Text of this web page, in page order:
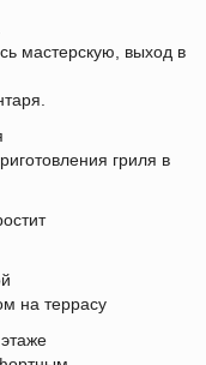
мастерскую, выход в
гриля в
на террасу